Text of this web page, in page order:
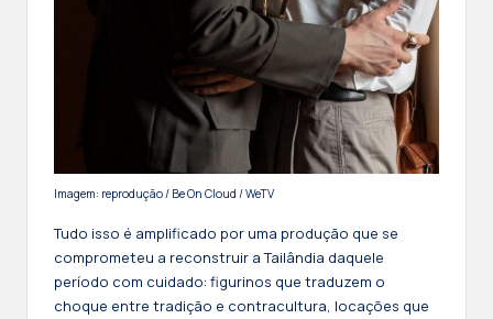
Imagem: reprodução / Be On Cloud / WeTV
Tudo isso é amplificado por uma produção que se
comprometeu a reconstruir a Tailândia daquele
período com cuidado: figurinos que traduzem o
choque entre tradição e contracultura, locações que